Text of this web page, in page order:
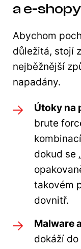
a e-shopy
Abychom
důležitá, stojí
nejběžnější
napadány.
Útoky na
brute
dokud se
takovém
dovnitř.
Malware
dokáží